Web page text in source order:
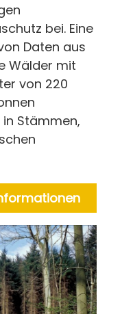
bei. Eine
Daten aus
Wälder mit
von 220
Stämmen,